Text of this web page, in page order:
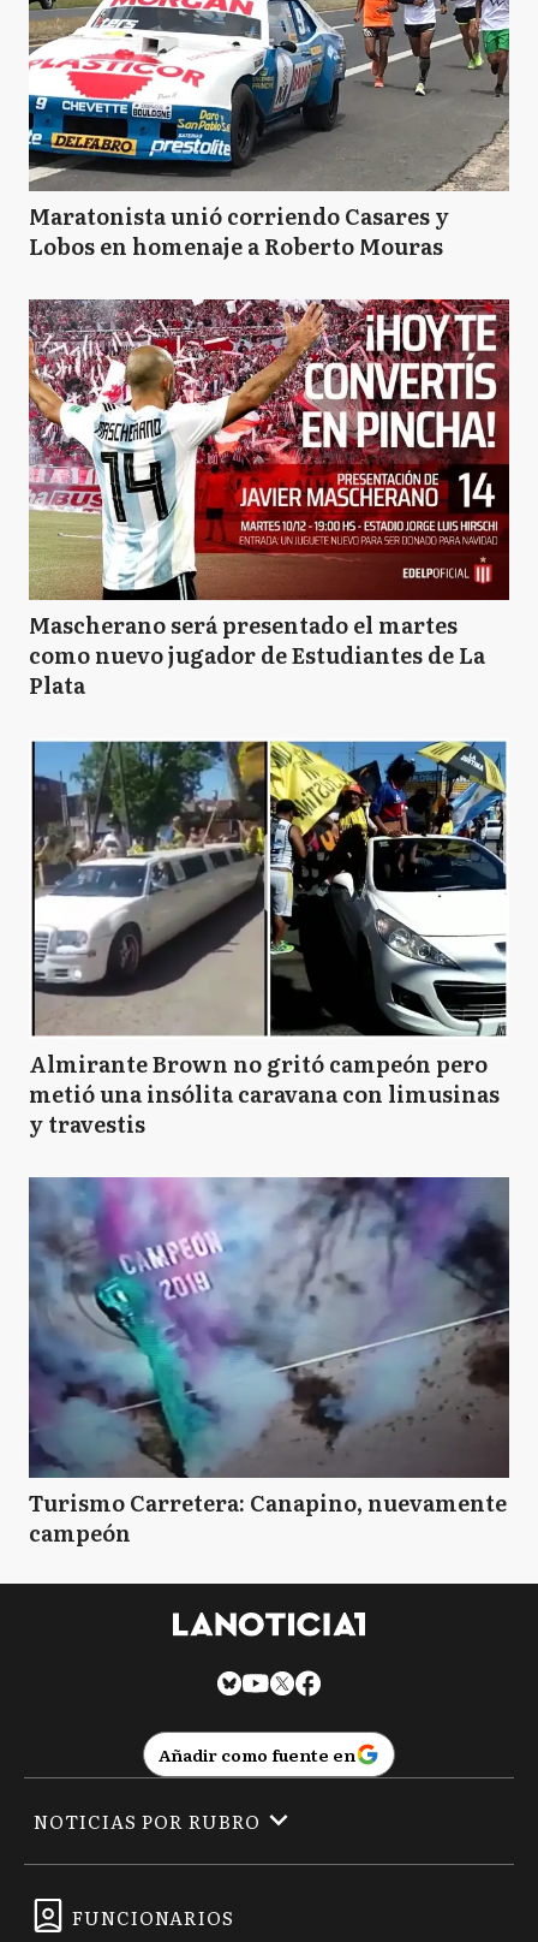
Maratonista unió corriendo Casares y
Lobos en homenaje a Roberto Mouras
Mascherano será presentado el martes
como nuevo jugador de Estudiantes de La
Plata
Almirante Brown no gritó campeón pero
metió una insólita caravana con limusinas
y travestis
Turismo Carretera: Canapino, nuevamente
campeón
Añadir como fuente en
FUNCIONARIOS
NOTICIAS POR RUBRO